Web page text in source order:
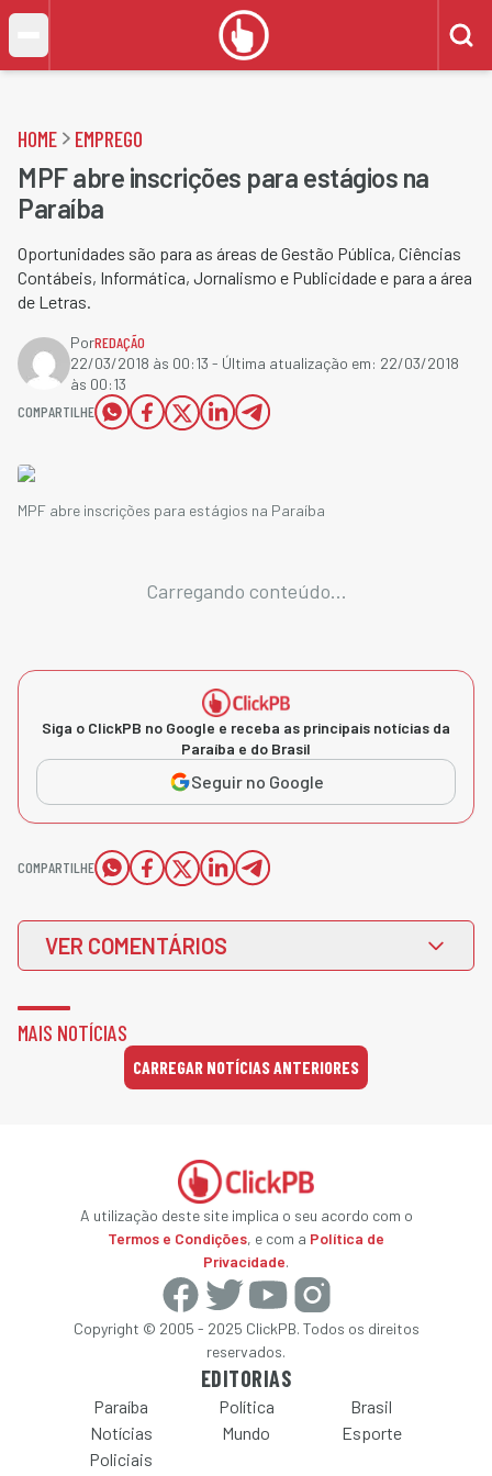
HOME EMPREGO
MPF abre inscrições para estágios na
Paraíba
Oportunidades são para as áreas de Gestão Pública, Ciências
Contábeis, Informática, Jornalismo e Publicidade e para a área
de Letras.
PorREDAÇÃO
22/03/2018 às 00:13 - Última atualização em: 22/03/2018
às 00:13
COMPARTILHE
MPF abre inscrições para estágios na Paraíba
Carregando conteúdo...
Siga o ClickPB no Google e receba as principais notícias da
Paraíba e do Brasil
Seguir no Google
COMPARTILHE
VER COMENTÁRIOS
MAIS NOTÍCIAS
CARREGAR NOTÍCIAS ANTERIORES
A utilização deste site implica o seu acordo com o
Termos e Condições, e com a Política de
Privacidade.
Copyright © 2005 - 2025 ClickPB. Todos os direitos
reservados.
EDITORIAS
Paraíba Política
Brasil
Notícias
Policiais
Mundo Esporte